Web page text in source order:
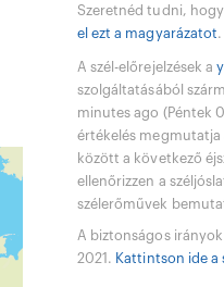
Szeretnéd tudni,
el ezt a magyarázatot.
A szél-előrejelzések a
szolgáltatásából
minutes ago (Péntek
értékelés
között a következő
ellenőrizzen a
szélerőművek
A biztonságos irányok
2021. Kattintson ide a